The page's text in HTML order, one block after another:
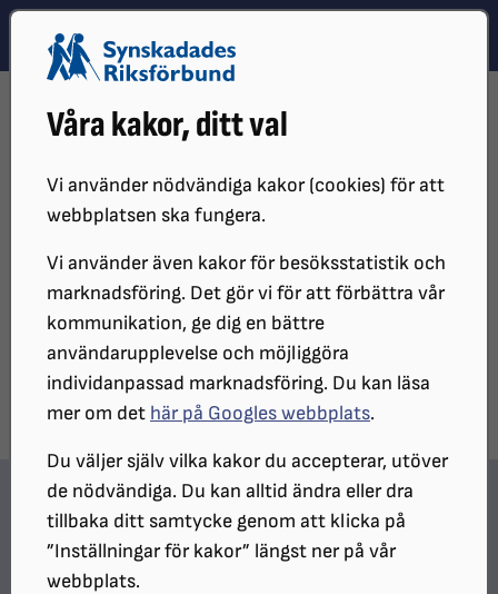
Våra kakor, ditt val
Vi använder nödvändiga kakor (cookies) för att
webbplatsen ska fungera.
Vi använder även kakor för besöksstatistik och
marknadsföring. Det gör vi för att förbättra vår
kommunikation, ge dig en bättre
användarupplevelse och möjliggöra
individanpassad marknadsföring. Du kan läsa
mer om det här på Googles webbplats.
Du väljer själv vilka kakor du accepterar, utöver
de nödvändiga. Du kan alltid ändra eller dra
tillbaka ditt samtycke genom att klicka på
”Inställningar för kakor” längst ner på vår
webbplats.
Hoppa till innehåll
Hoppa till hitta snabbt
DISTRIKT
SRF SKÅNE
SRF SKÅNES LOKALFÖRENINGAR
Gångna Året
UPPDATERAT: 2023-09-20
DELA: Dela sidan på Facebook
Dela sidan med e-post
Hitta snabbt
In English